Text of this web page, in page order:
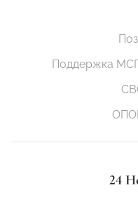
Поддержка
24